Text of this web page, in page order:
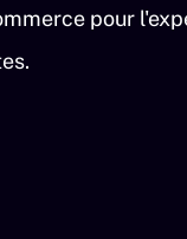
pour